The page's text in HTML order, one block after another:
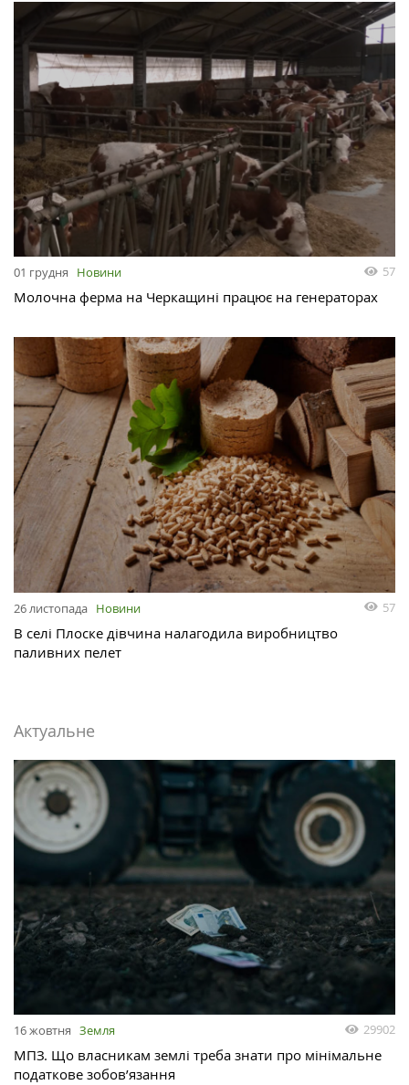
01 грудня Новини 57
Молочна ферма на Черкащині працює на генераторах
26 листопада Новини 57
В селі Плоске дівчина налагодила виробництво
паливних пелет
Актуальне
16 жовтня Земля 29902
МПЗ. Що власникам землі треба знати про мінімальне
податкове зобов’язання